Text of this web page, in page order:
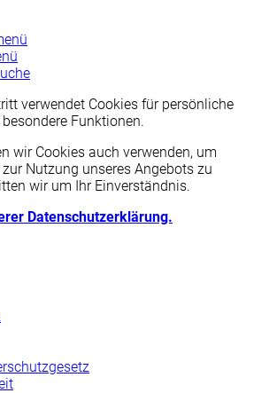
verwendet Cookies für persönliche
Funktionen.
wir Cookies auch verwenden, um
Nutzung unseres Angebots zu
wir um Ihr Einverständnis.
Datenschutzerklärung.